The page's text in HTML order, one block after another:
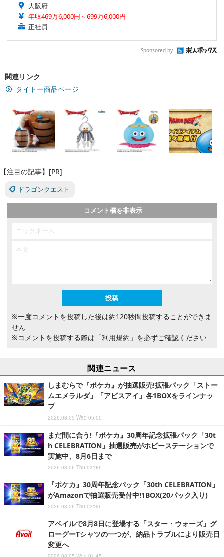
大阪府
年収469万6,000円～699万6,000円
正社員
Sponsored by
関連リンク
タイトー商品ページ
【注目の記事】[PR]
ドラゴンクエスト
コメント欄を非表示
※一度コメントを投稿した後は約120秒間投稿することができま
せん
※コメントを投稿する際は 「利用規約」 を必ずご確認ください
関連ニュース
しまむらで『ポケカ』が抽選販売!拡張パック「ストー
ムエメラルダ」「アビスアイ」各1BOXをラインナッ
プ
2026.08.05 Wed 05:00
まだ間に合う!『ポケカ』30周年記念拡張パック「30t
h CELEBRATION」抽選販売がホビーステーションで
実施中、8月6日まで
2026.08.06 Thu 03:00
『ポケカ』30周年記念パック「30th CELEBRATION」
がAmazonで抽選販売受付中!1BOX(20パック入り)
2026.08.06 Thu 03:30
アベイルで8月8日に登場する「スター・ウォーズ」グ
ローグーTシャツの一つが、納品トラブルにより販売日
変更へ